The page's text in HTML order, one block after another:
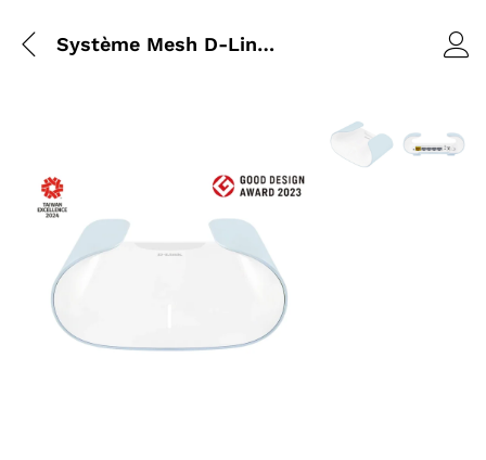
Système Mesh D-Link Aquila Pro AI M30 AX3000 Wi-Fi 6